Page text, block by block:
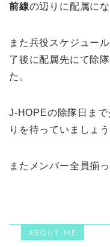
前線の辺りに配属に
また兵役スケジュー
了後に配属先にて除
た。
J-HOPEの除隊日ま
りを待っていましょう
またメンバー全員揃
ABOUT ME